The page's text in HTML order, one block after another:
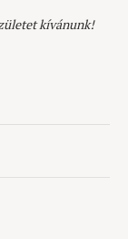
kívánunk!